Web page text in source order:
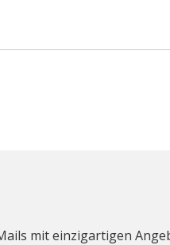
mit einzigartigen